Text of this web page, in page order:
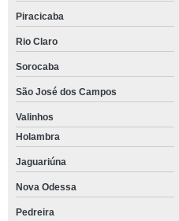
Piracicaba
Rio Claro
Sorocaba
São José dos Campos
Valinhos
Holambra
Jaguariúna
Nova Odessa
Pedreira